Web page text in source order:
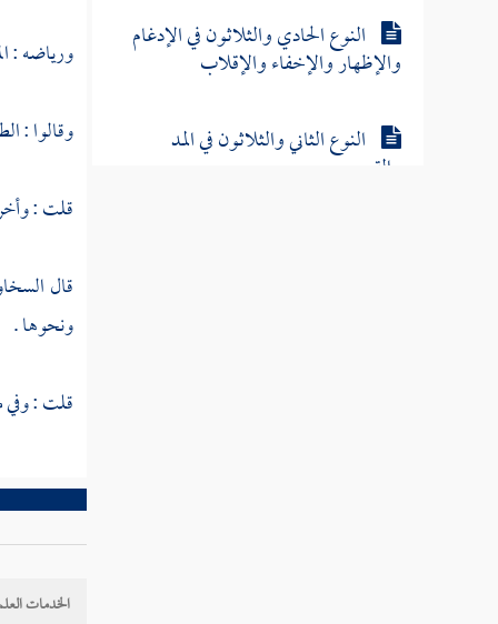
النوع الحادي والثلاثون في الإدغام
والإظهار والإخفاء والإقلاب
النوع الثاني والثلاثون في المد
والقصر
ورياضه :
وقالوا :
قلت :
قال
ونحوها .
قلت :
الخدمات